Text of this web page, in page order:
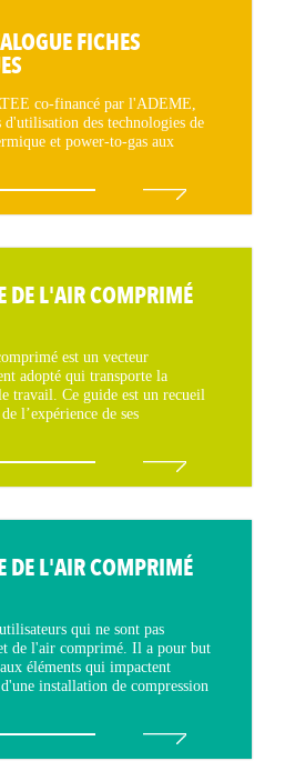
FICHES
co-financé par l'ADEME,
des technologies de
et power-to-gas aux
DE L'AIR COMPRIMÉ
est un vecteur
adopté qui transporte la
travail. Ce guide est un recueil
l’expérience de ses
DE L'AIR COMPRIMÉ
qui ne sont pas
de l'air comprimé. Il a pour but
éléments qui impactent
installation de compression